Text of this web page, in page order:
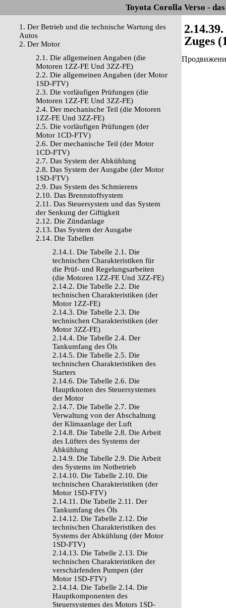
Toyota Corolla Verso -
1. Der Betrieb und die technische Wartung des
Autos
2. Der Motor
2.1. Die allgemeinen Angaben (die
Motoren 1ZZ-FE Und 3ZZ-FE)
2.2. Die allgemeinen Angaben (der Motor
1SD-FTV)
2.3. Die vorläufigen Prüfungen (die
Motoren 1ZZ-FE Und 3ZZ-FE)
2.4. Der mechanische Teil (die Motoren
1ZZ-FE Und 3ZZ-FE)
2.5. Die vorläufigen Prüfungen (der
Motor 1CD-FTV)
2.6. Der mechanische Teil (der Motor
1CD-FTV)
2.7. Das System der Abkühlung
2.8. Das System der Ausgabe (der Motor
1SD-FTV)
2.9. Das System des Schmierens
2.10. Das Brennstoffsystem
2.11. Das Steuersystem und das System
der Senkung der Giftigkeit
2.12. Die Zündanlage
2.13. Das System der Ausgabe
2.14. Die Tabellen
2.14.1. Die Tabelle 2.1. Die
technischen Charakteristiken für
die Prüf- und Regelungsarbeiten
(die Motoren 1ZZ-FE Und 3ZZ-FE)
2.14.2. Die Tabelle 2.2. Die
technischen Charakteristiken (der
Motor 1ZZ-FE)
2.14.3. Die Tabelle 2.3. Die
technischen Charakteristiken (der
Motor 3ZZ-FE)
2.14.4. Die Tabelle 2.4. Der
Tankumfang des Öls
2.14.5. Die Tabelle 2.5. Die
technischen Charakteristiken des
Starters
2.14.6. Die Tabelle 2.6. Die
Hauptknoten des Steuersystemes
der Motor
2.14.7. Die Tabelle 2.7. Die
Verwaltung von der Abschaltung
der Klimaanlage der Luft
2.14.8. Die Tabelle 2.8. Die Arbeit
des Lüfters des Systems der
Abkühlung
2.14.9. Die Tabelle 2.9. Die Arbeit
des Systems im Notbetrieb
2.14.10. Die Tabelle 2.10. Die
technischen Charakteristiken (der
Motor 1SD-FTV)
2.14.11. Die Tabelle 2.11. Der
Tankumfang des Öls
2.14.12. Die Tabelle 2.12. Die
technischen Charakteristiken des
Systems der Abkühlung (der Motor
1SD-FTV)
2.14.13. Die Tabelle 2.13. Die
technischen Charakteristiken der
verschärfenden Pumpen (der
Motor 1SD-FTV)
2.14.14. Die Tabelle 2.14. Die
Hauptkomponenten des
Steuersystemes des Motors 1SD-
Zuges